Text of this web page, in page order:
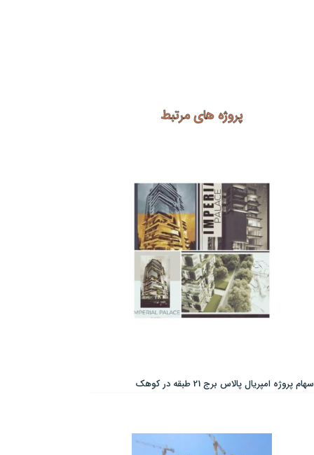
پروژه های مرتبط
سهام پروژه امپریال پالاس برج 21 طبقه در کوهک